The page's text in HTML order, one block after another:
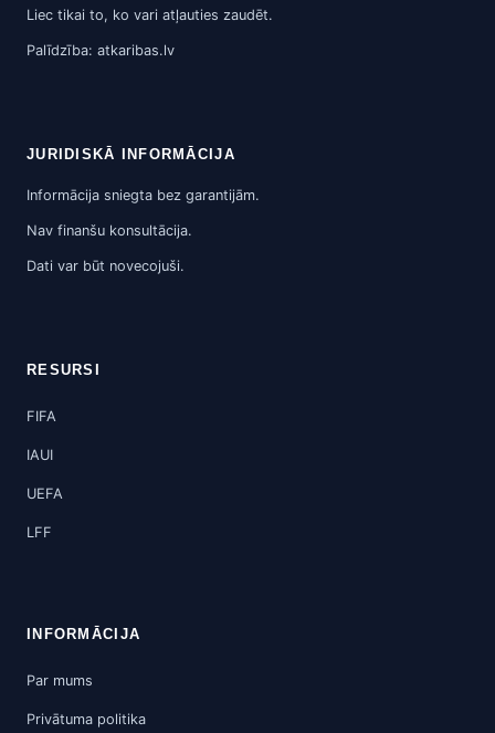
Liec tikai to, ko vari atļauties zaudēt.
Palīdzība: atkaribas.lv
JURIDISKĀ INFORMĀCIJA
Informācija sniegta bez garantijām.
Nav finanšu konsultācija.
Dati var būt novecojuši.
RESURSI
FIFA
IAUI
UEFA
LFF
INFORMĀCIJA
Par mums
Privātuma politika